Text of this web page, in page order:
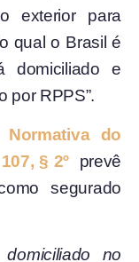
exterior para
qual o Brasil é
domiciliado e
por RPPS”.
Normativa do
§ 2º
prevê
segurado
no